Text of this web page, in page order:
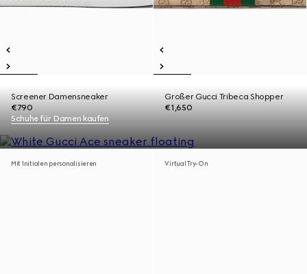
Screener Damensneaker
€790
Großer Gucci Tribeca Shopper
€1,650
Schuhe für Damen kaufen
Mit Initialen personalisieren Virtual Try-On